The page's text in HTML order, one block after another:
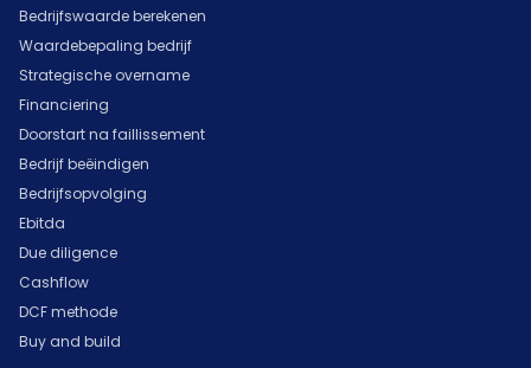
Bedrijfswaarde berekenen
Waardebepaling bedrijf
Strategische overname
Financiering
Doorstart na faillissement
Bedrijf beëindigen
Bedrijfsopvolging
Ebitda
Due diligence
Cashflow
DCF methode
Buy and build